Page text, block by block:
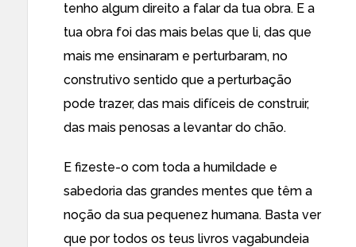
tenho algum direito a falar da tua obra. E a
tua obra foi das mais belas que li, das que
mais me ensinaram e perturbaram, no
construtivo sentido que a perturbação
pode trazer, das mais difíceis de construir,
das mais penosas a levantar do chão.
E fizeste-o com toda a humildade e
sabedoria das grandes mentes que têm a
noção da sua pequenez humana. Basta ver
que por todos os teus livros vagabundeia